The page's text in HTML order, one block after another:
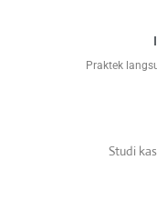
Praktek
Studi